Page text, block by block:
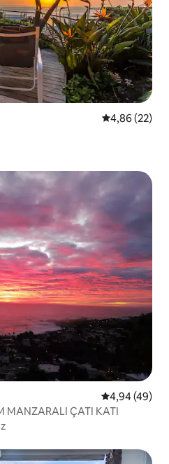
5 üzerinden
4,86 (22)
beğenilenler arasında
5 üzerinden
4,94 (49)
MANZARALI ÇATI KATI